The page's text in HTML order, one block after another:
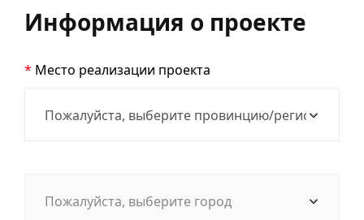
Информация о проекте
Место реализации проекта